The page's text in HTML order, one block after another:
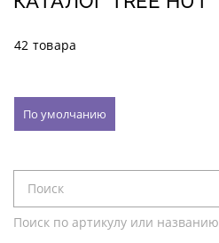
42 товара
По умолчанию
Поиск по артикулу или названию